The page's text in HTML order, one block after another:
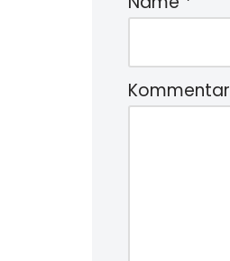
Kommentar